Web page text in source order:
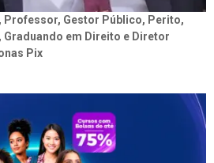
Professor, Gestor Público, Perito,
em Direito e Diretor
Pix